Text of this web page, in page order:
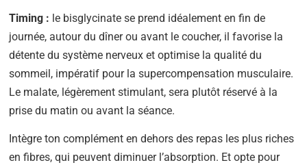
Timing : le bisglycinate se prend idéalement en fin de
journée, autour du dîner ou avant le coucher, il favorise la
détente du système nerveux et optimise la qualité du
sommeil, impératif pour la supercompensation musculaire.
Le malate, légèrement stimulant, sera plutôt réservé à la
prise du matin ou avant la séance.
Intègre ton complément en dehors des repas les plus riches
en fibres, qui peuvent diminuer l’absorption. Et opte pour